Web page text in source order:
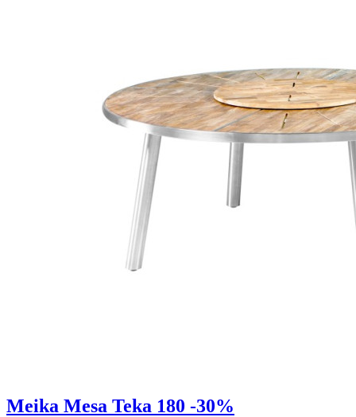
Meika Mesa Teka 180 -30%